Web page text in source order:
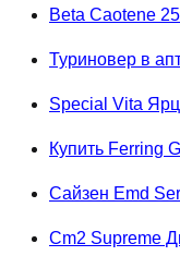
Beta Caotene
Туриновер в
Special Vita
Купить Ferring
Сайзен Emd
Cm2 Supreme